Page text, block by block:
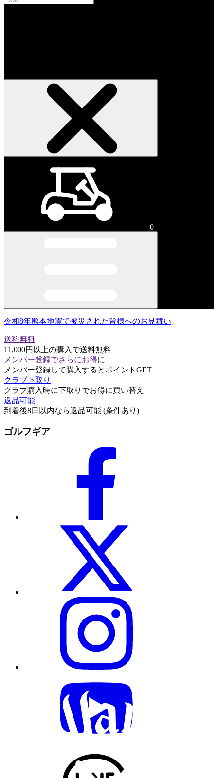
0
令和8年熊本地震で被災された皆様へのお見舞い
送料無料
11,000円以上の購入で送料無料
メンバー登録でさらにお得に
メンバー登録して購入するとポイントGET
クラブ下取り
クラブ購入時に下取りでお得に買い替え
返品可能
到着後8日以内なら返品可能 (条件あり)
ゴルフギア